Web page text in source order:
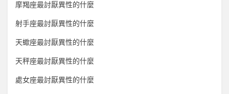
摩羯座最討厭異性的什麼
射手座最討厭異性的什麼
天蠍座最討厭異性的什麼
天秤座最討厭異性的什麼
處女座最討厭異性的什麼